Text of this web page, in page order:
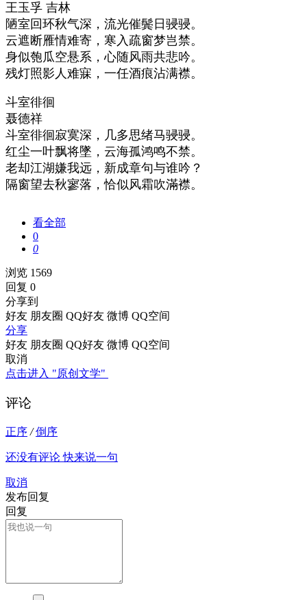
王玉孚 吉林
陋室回环秋气深，流光催鬓日骎骎。
云遮断雁情难寄，寒入疏窗梦岂禁。
身似匏瓜空悬系，心随风雨共悲吟。
残灯照影人难寐，一任酒痕沾满襟。
斗室徘徊
聂德祥
斗室徘徊寂寞深，几多思绪马骎骎。
红尘一叶飘将墜，云海孤鸿鸣不禁。
老却江湖嫌我远，新成章句与谁吟？
隔窗望去秋寥落，恰似风霜吹滿襟。
看全部
0
0
浏览 1569
回复 0
分享到
好友 朋友圈 QQ好友 微博 QQ空间
分享
好友 朋友圈 QQ好友 微博 QQ空间
取消
点击进入 "原创文学"
评论
正序 / 倒序
还没有评论 快来说一句
取消
发布回复
回复